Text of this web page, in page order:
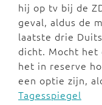
hij op tv bij de
geval, aldus de
laatste drie
dicht. Mocht het
het in reserve
een optie zijn,
Tagesspiegel